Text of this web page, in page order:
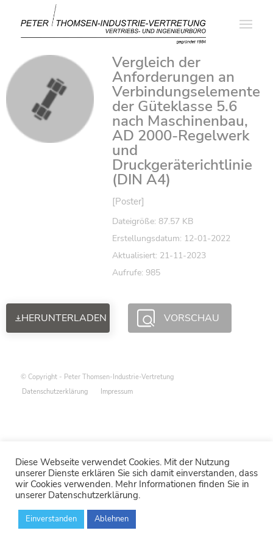
Vergleich der
Anforderungen an
Verbindungselemente
der Güteklasse 5.6
nach Maschinenbau,
AD 2000-Regelwerk
und
Druckgeräterichtlinie
(DIN A4)
[Poster]
Dateigröße: 87.57 KB
Erstellungsdatum: 12-01-2022
Aktualisiert: 21-11-2023
Aufrufe: 985
HERUNTERLADEN VORSCHAU
© Copyright - Peter Thomsen-Industrie-Vertretung
Datenschutzerklärung
Impressum
Diese Webseite verwendet Cookies. Mit der Nutzung
unserer Dienste erklären Sie sich damit einverstanden, dass
wir Cookies verwenden. Mehr Informationen finden Sie in
unserer Datenschutzerklärung.
Einverstanden Ablehnen